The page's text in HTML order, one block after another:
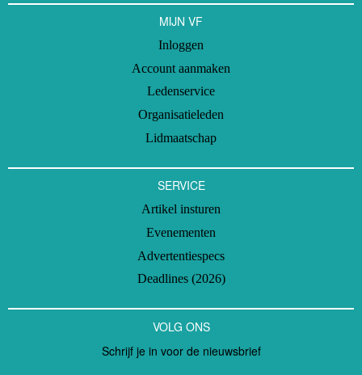
MIJN VF
Inloggen
Account aanmaken
Ledenservice
Organisatieleden
Lidmaatschap
SERVICE
Artikel insturen
Evenementen
Advertentiespecs
Deadlines (2026)
VOLG ONS
Schrijf je in voor de nieuwsbrief